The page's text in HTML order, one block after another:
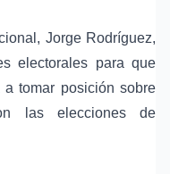
Jorge Rodríguez,
electorales para que
tomar posición sobre
las elecciones de